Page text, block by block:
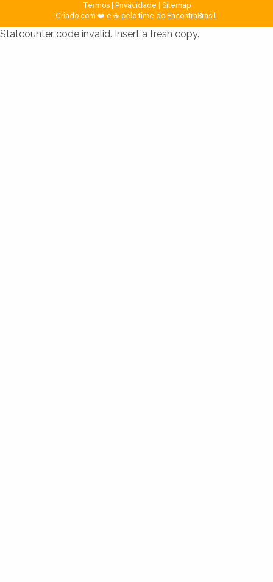
Termos| Privacidade
Sitemap
Criado com ❤️ e ☕ pelo time do EncontraBrasil
Statcounter code invalid. Insert a fresh copy.